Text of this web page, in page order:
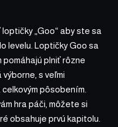
„Goo“ aby ste sa
levelu. Loptičky Goo sa
pomáhajú plniť rôzne
výborne, s veľmi
pôsobením.
hra páči, môžete si
obsahuje prvú kapitolu.